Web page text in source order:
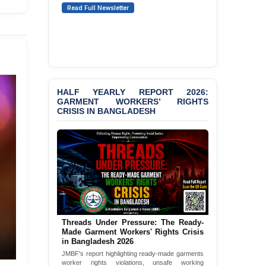
Motivated Arrests of
Politically Motivated
Shown Arrests
PRESS RELEASE: JMBF
Releases State of
LGBTQI+ Rights in
Bangladesh 2026
PRESS RELEASE: JMBF
Releases 2024 Annual
Report on the State of
LGBTQI+ Rights in
Bangladesh
BANGLADESH ALERT:
JMBF Deeply Concerned
Read Full Newsletter
HALF YEARLY REPORT 2026:
GARMENT WORKERS’ RIGHTS
CRISIS IN BANGLADESH
Threads Under Pressure: The Ready-
Made Garment Workers' Rights Crisis
in Bangladesh 2026
JMBF's report highlighting ready-made garments
worker rights violations, unsafe working